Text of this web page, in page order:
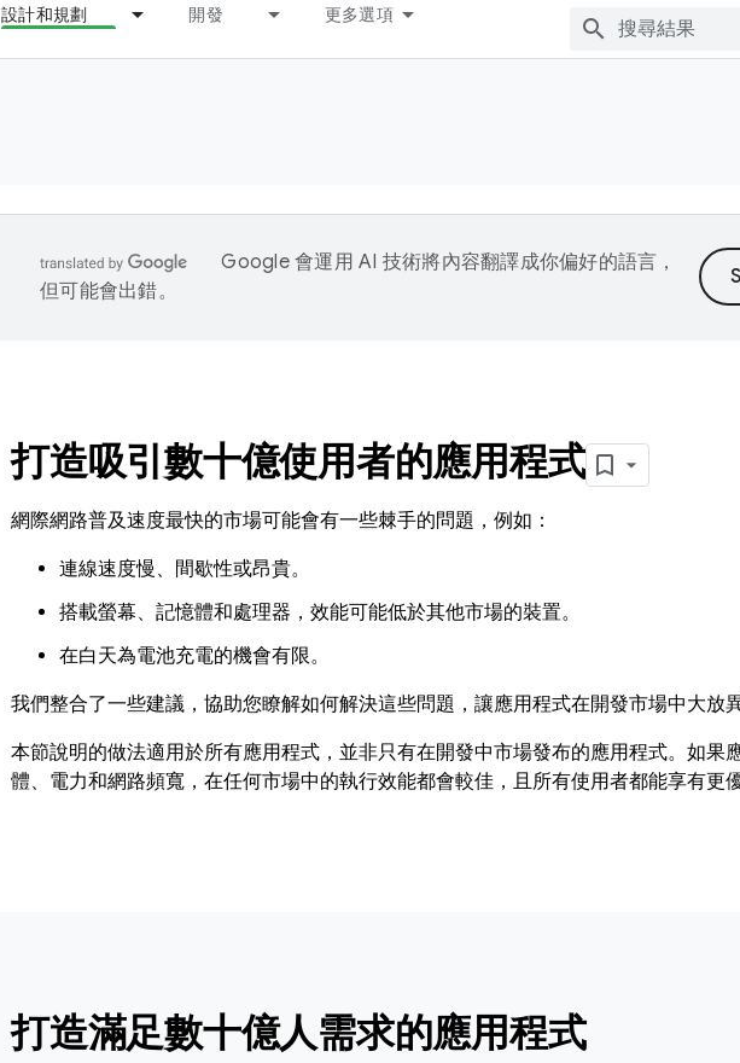
設計和規劃 開發 更多選項
Google 會運用 AI 技術將內容翻譯成你偏好的語言，
但可能會出錯。
打造吸引數十億使用者的應用程式
網際網路普及速度最快的市場可能會有一些棘手的問題，例如：
連線速度慢、間歇性或昂貴。
搭載螢幕、記憶體和處理器，效能可能低於其他市場的裝置。
在白天為電池充電的機會有限。
我們整合了一些建議，協助您瞭解如何解決這些問題，讓應用程式在開發市場中大放
本節說明的做法適用於所有應用程式，並非只有在開發中市場發布的應用程式。如果
體、電力和網路頻寬，在任何市場中的執行效能都會較佳，且所有使用者都能享有更
打造滿足數十億人需求的應用程式